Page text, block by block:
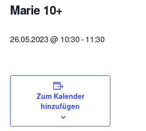
Marie 10+
26.05.2023 @ 10:30-11:30
Zum Kalender
hinzufügen